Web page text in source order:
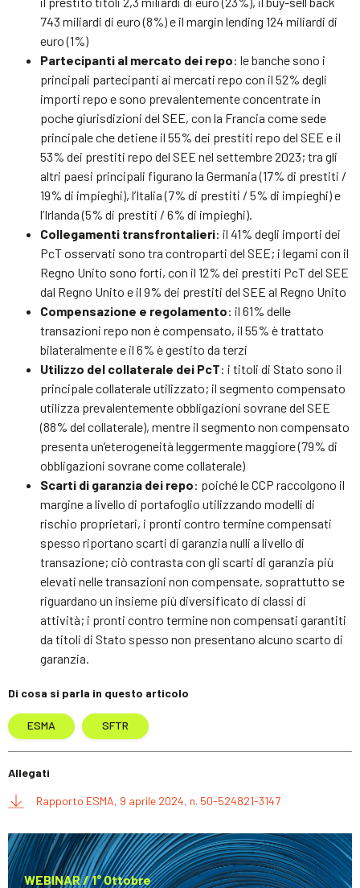
743 miliardi di euro (8%) e il margin lending 124 miliardi di
euro (1%)
Partecipanti al mercato dei repo: le banche sono i
principali partecipanti ai mercati repo con il 52% degli
importi repo e sono prevalentemente concentrate in
poche giurisdizioni del SEE, con la Francia come sede
principale che detiene il 55% dei prestiti repo del SEE e il
53% dei prestiti repo del SEE nel settembre 2023; tra gli
altri paesi principali figurano la Germania (17% di prestiti /
19% di impieghi), l’Italia (7% di prestiti / 5% di impieghi) e
l’Irlanda (5% di prestiti / 6% di impieghi).
Collegamenti transfrontalieri: il 41% degli importi dei
PcT osservati sono tra controparti del SEE; i legami con il
Regno Unito sono forti, con il 12% dei prestiti PcT del SEE
dal Regno Unito e il 9% dei prestiti del SEE al Regno Unito
Compensazione e regolamento: il 61% delle
transazioni repo non è compensato, il 55% è trattato
bilateralmente e il 6% è gestito da terzi
Utilizzo del collaterale dei PcT: i titoli di Stato sono il
principale collaterale utilizzato; il segmento compensato
utilizza prevalentemente obbligazioni sovrane del SEE
(88% del collaterale), mentre il segmento non compensato
presenta un’eterogeneità leggermente maggiore (79% di
obbligazioni sovrane come collaterale)
Scarti di garanzia dei repo: poiché le CCP raccolgono il
margine a livello di portafoglio utilizzando modelli di
rischio proprietari, i pronti contro termine compensati
spesso riportano scarti di garanzia nulli a livello di
transazione; ciò contrasta con gli scarti di garanzia più
elevati nelle transazioni non compensate, soprattutto se
riguardano un insieme più diversificato di classi di
attività; i pronti contro termine non compensati garantiti
da titoli di Stato spesso non presentano alcuno scarto di
garanzia.
Di cosa si parla in questo articolo
ESMA SFTR
Allegati
Rapporto ESMA, 9 aprile 2024, n. 50-524821-3147
WEBINAR / 1° Ottobre